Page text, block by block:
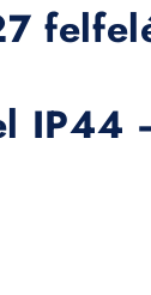
IP44